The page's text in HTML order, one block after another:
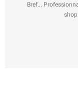
Bref...